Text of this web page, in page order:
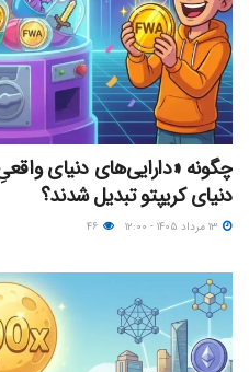
چگونه «دارایی‌های دنیای
دنیای کریپتو تبدیل شدند؟